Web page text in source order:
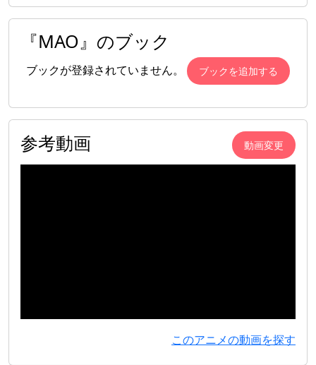
『MAO』のブック
ブックが登録されていません。 ブックを追加する
参考動画 動画変更
このアニメの動画を探す